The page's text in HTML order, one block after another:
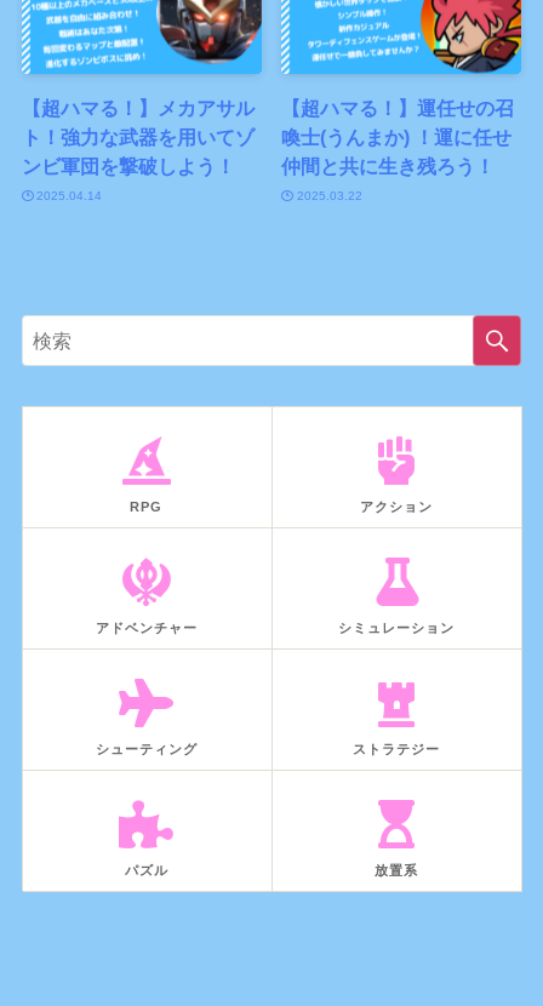
【超ハマる！】メカアサル
ト！強力な武器を用いてゾ
ンビ軍団を撃破しよう！
2025.04.14
【超ハマる！】運任せの召
喚士(うんまか) ！運に任せ
仲間と共に生き残ろう！
2025.03.22
RPG アクション
アドベンチャー シミュレーション
シューティング ストラテジー
パズル 放置系